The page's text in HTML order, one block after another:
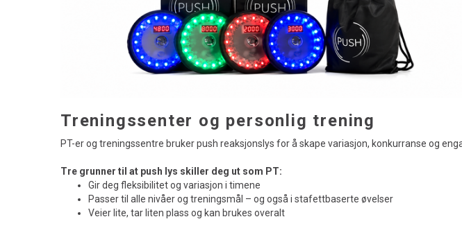
Treningssenter og personlig trening
PT-er og treningssentre bruker push reaksjonslys for å skape variasjon, konkurranse og
Tre grunner til at push lys skiller deg ut som PT:
Gir deg fleksibilitet og variasjon i timene
Passer til alle nivåer og treningsmål – og også i stafettbaserte øvelser
Veier lite, tar liten plass og kan brukes overalt